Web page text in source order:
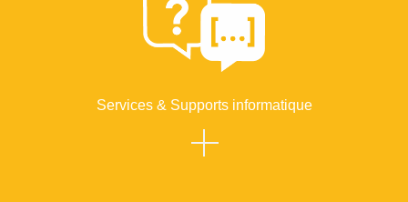
Services & Supports informatique